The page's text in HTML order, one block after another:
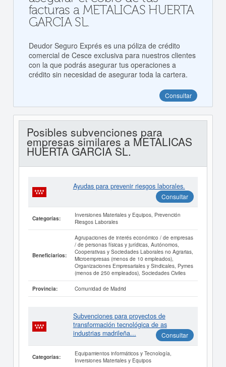
facturas a METALICAS HUERTA
GARCIA SL.
Deudor Seguro Exprés es una póliza de crédito
comercial de Cesce exclusiva para nuestros clientes
con la que podrás asegurar tus operaciones a
crédito sin necesidad de asegurar toda la cartera.
Consultar
Posibles subvenciones para
empresas similares a METALICAS
HUERTA GARCIA SL.
Ayudas para prevenir riesgos laborales.
Consultar
Categorías:
Inversiones Materiales y Equipos, Prevención
Riesgos Laborales
Beneficiarios:
Agrupaciones de interés económico / de empresas
/ de personas físicas y jurídicas, Autónomos,
Cooperativas y Sociedades Laborales no Agrarias,
Microempresas (menos de 10 empleados),
Organizaciones Empresariales y Sindicales, Pymes
(menos de 250 empleados), Sociedades Civiles
Provincia: Comunidad de Madrid
Subvenciones para proyectos de
transformación tecnológica de as
industrias madrileña...
Consultar
Categorías:
Equipamientos informáticos y Tecnología,
Inversiones Materiales y Equipos